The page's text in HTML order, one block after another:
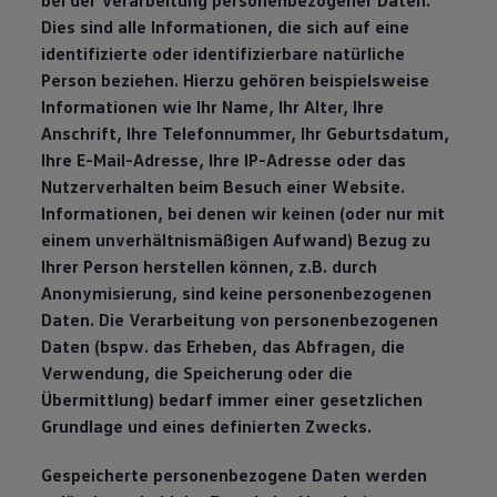
Dies sind alle Informationen, die sich auf eine
identifizierte oder identifizierbare natürliche
Person beziehen. Hierzu gehören beispielsweise
Informationen wie Ihr Name, Ihr Alter, Ihre
Anschrift, Ihre Telefonnummer, Ihr Geburtsdatum,
Ihre E-Mail-Adresse, Ihre IP-Adresse oder das
Nutzerverhalten beim Besuch einer Website.
Informationen, bei denen wir keinen (oder nur mit
einem unverhältnismäßigen Aufwand) Bezug zu
Ihrer Person herstellen können, z.B. durch
Anonymisierung, sind keine personenbezogenen
Daten. Die Verarbeitung von personenbezogenen
Daten (bspw. das Erheben, das Abfragen, die
Verwendung, die Speicherung oder die
Übermittlung) bedarf immer einer gesetzlichen
Grundlage und eines definierten Zwecks.
Gespeicherte personenbezogene Daten werden